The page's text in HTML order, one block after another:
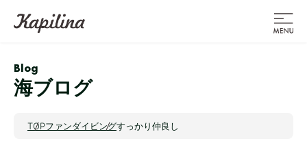
Blog
海ブログ
TOPファンダイビングすっかり仲良し